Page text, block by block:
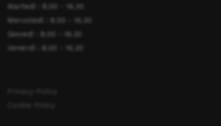
Martedì : 8.00 - 16.30
Mercoledì : 8.00 - 16.30
Giovedì : 8.00 - 16.30
Venerdì : 8.00 - 16.30